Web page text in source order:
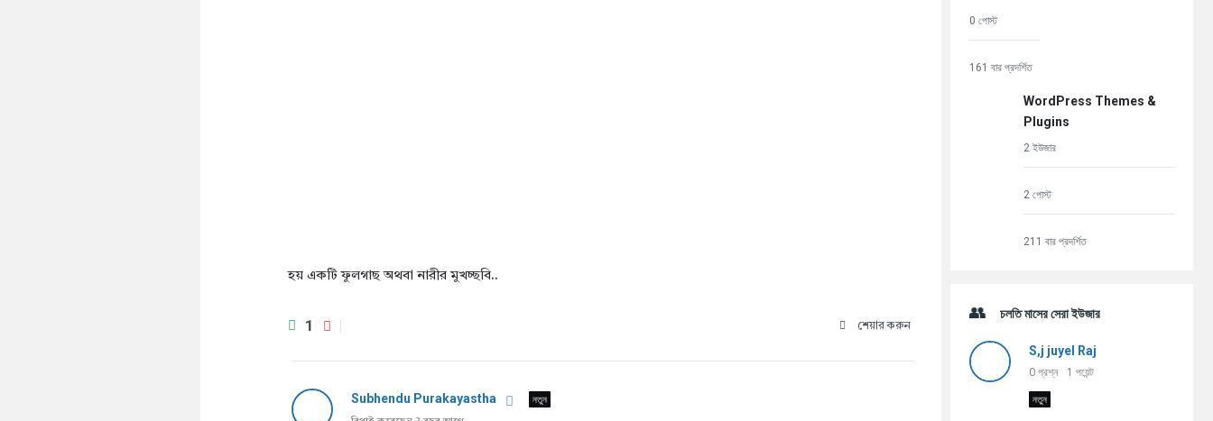
হয় একটি ফুলগাছ অথবা নারীর মুখচ্ছবি..
1 শেয়ার করুন
Subhendu Purakayastha নতুন
0 পোস্ট
161 বার প্রদর্শিত
WordPress Themes &
Plugins
2 ইউজার
2 পোস্ট
211 বার প্রদর্শিত
চলতি মাসের সেরা ইউজার
S,j juyel Raj
0প্রশ্ন 1 পয়েন্ট
নতুন